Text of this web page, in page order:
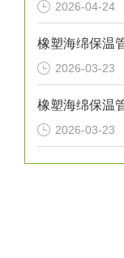
2026-04-24
橡塑海绵保温
2026-03-23
橡塑海绵保温
2026-03-23